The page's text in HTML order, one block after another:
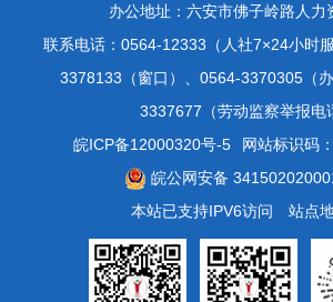
办公地址：六安市佛子岭路人力
联系电话：0564-12333（人社7×24小时
3378133（窗口）、0564-3370305（
3337677（劳动监察举报电
皖ICP备12000320号-5
网站标识码
皖公网安备
本站已支持IPV6访问
站点